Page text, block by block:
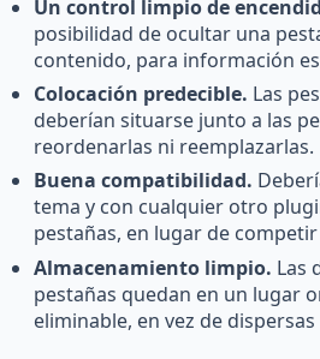
Un control limpio de
posibilidad de ocultar una
contenido, para información
Colocación predecible. Las
deberían situarse junto a las
reordenarlas ni reemplazarlas.
Buena compatibilidad.
tema y con cualquier otro
pestañas, en lugar de
Almacenamiento limpio. Las
pestañas quedan en un lugar
eliminable, en vez de